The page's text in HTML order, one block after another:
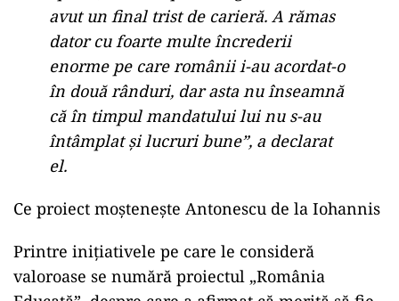
În oceanul de mizerii care se
dezlănţuie în online, dacă spui că a
făcut şi Klaus Iohannis ceva bine eşti
înjurat imediat şi se consideră că eşti
sinucigaş politic. Nu. Consider că
trebuie să spun adevărul sau ceea ce
cred eu că e adevărul, indiferent că îi
aparat, cum se spune în gimnastică, a
avut un final trist de carieră. A rămas